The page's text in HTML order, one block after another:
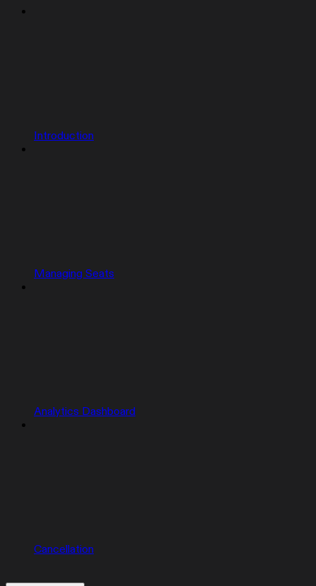
Introduction
Managing Seats
Analytics Dashboard
Cancellation